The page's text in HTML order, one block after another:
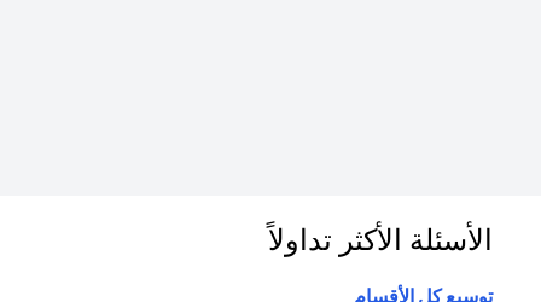
الأسئلة الأكثر تداولاً
توسيع كل الأقسام